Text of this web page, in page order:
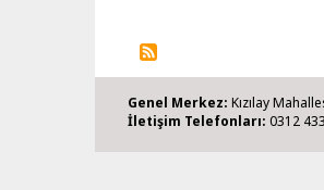
Genel Merkez: Kızılay
İletişim Telefonları: 0312